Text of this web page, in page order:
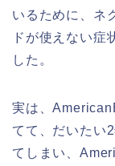
いるために、ネ
ドが使えない症
した。
実は、
てて、だいたい
てしまい、